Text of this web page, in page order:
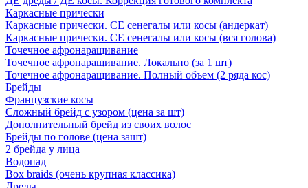
Каркасные прически
Каркасные прически. СЕ сенегалы или косы (андеркат)
Каркасные прически. СЕ сенегалы или косы (вся голова)
Точечное афронаращивание
Точечное афронаращивание. Локально (за 1 шт)
Точечное афронаращивание. Полный объем (2 ряда кос)
Брейды
Французские косы
Сложный брейд с узором (цена за шт)
Дополнительный брейд из своих волос
Брейды по голове (цена зашт)
2 брейда у лица
Водопад
Box braids (очень крупная классика)